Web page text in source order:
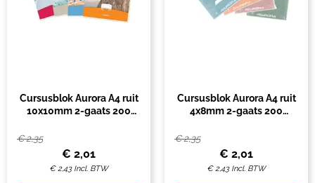
Cursusblok Aurora A4 ruit
10x10mm 2-gaats 200
€2,35
€ 2,01
€2,43 Incl. BTW
Cursusblok Aurora A4 ruit
4x8mm 2-gaats 200
€2,35
€ 2,01
€2,43 Incl. BTW